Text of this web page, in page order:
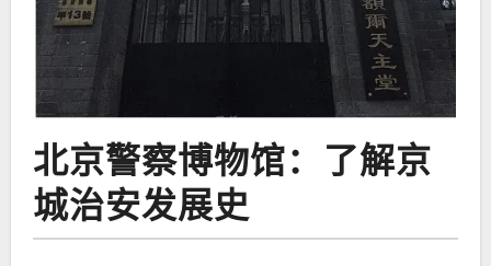
北京警察博物馆：了解京
城治安发展史